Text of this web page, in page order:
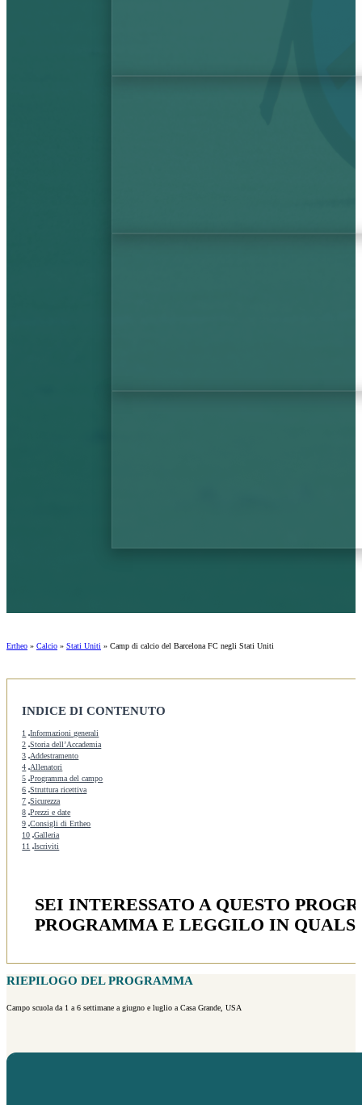
Ertheo » Calcio » Stati Uniti » Camp di calcio del Barcelona FC negli Stati Uniti
INDICE DI CONTENUTO
1 Informazioni generali
2 Storia dell’Accademia
3 Addestramento
4 Allenatori
5 Programma del campo
6 Struttura ricettiva
7 Sicurezza
8 Prezzi e date
9 Consigli di Ertheo
10 Galleria
11 Iscriviti
SEI INTERESSATO A QUESTO
PROGRAMMA E LEGGILO IN
RIEPILOGO DEL PROGRAMMA
Campo scuola da 1 a 6 settimane a giugno e luglio a Casa Grande, USA